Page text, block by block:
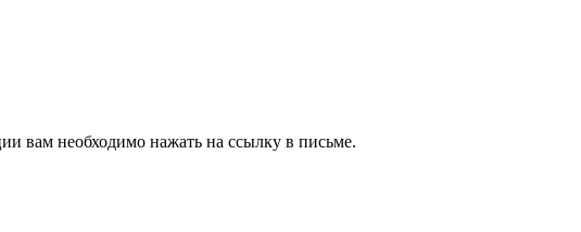
вам необходимо нажать на ссылку в письме.